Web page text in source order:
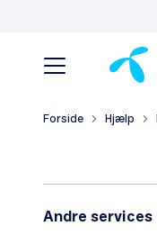
Forside Hjælp
Andre services